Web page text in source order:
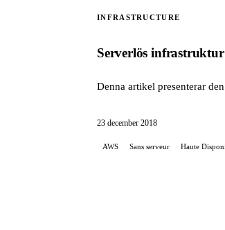
INFRASTRUCTURE
Serverlös
Denna artikel presenterar
23 december 2018
AWS Sans serveur Haute